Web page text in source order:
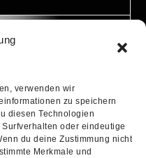
verwenden wir
zu speichern
diesen Technologien
oder eindeutige
du deine Zustimmung nicht
Merkmale und